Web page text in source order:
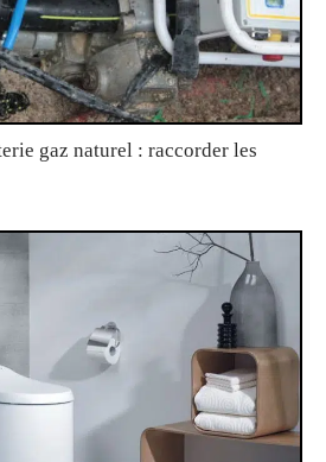
gaz naturel : raccorder les